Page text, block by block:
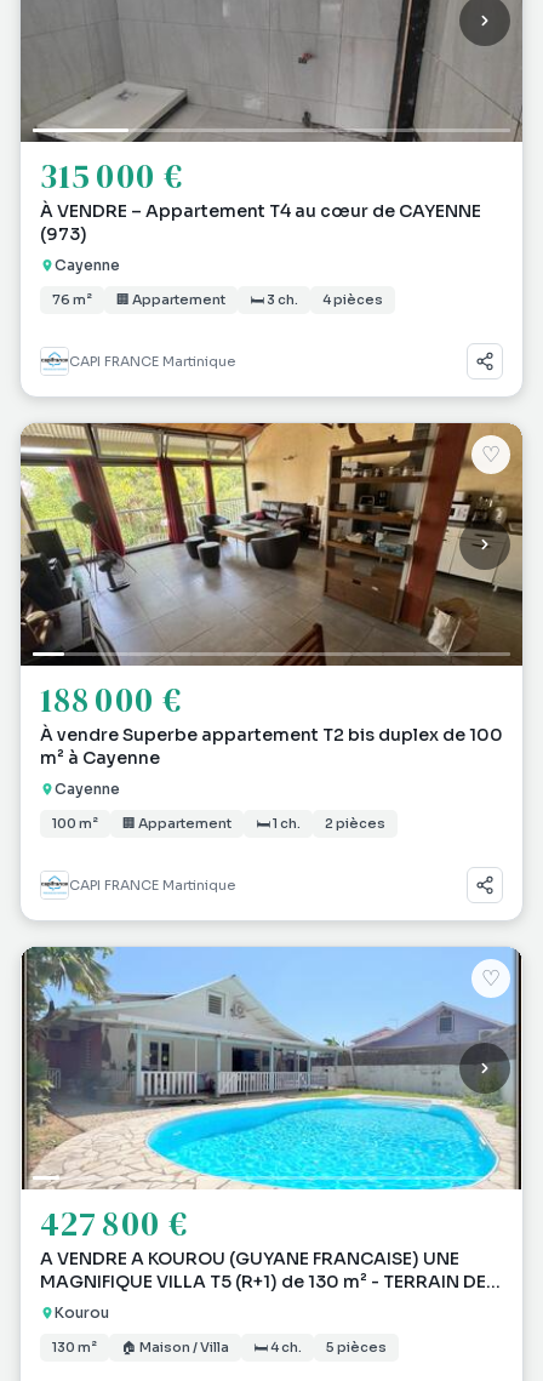
315 000 €
À VENDRE – Appartement T4 au cœur de CAYENNE
(973)
Cayenne
76 m² 🏢 Appartement 🛏 3 ch. 4 pièces
CAPI FRANCE Martinique
♡
188 000 €
À vendre Superbe appartement T2 bis duplex de 100
m² à Cayenne
Cayenne
100 m² 🏢 Appartement 🛏 1 ch. 2 pièces
CAPI FRANCE Martinique
♡
427 800 €
A VENDRE A KOUROU (GUYANE FRANCAISE) UNE
MAGNIFIQUE VILLA T5 (R+1) de 130 m² - TERRAIN DE
473 m² - A
Kourou
130 m² 🏠 Maison / Villa 🛏 4 ch. 5 pièces